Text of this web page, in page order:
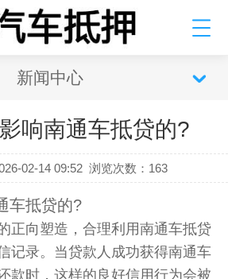
新闻中心
响南通车抵贷的?
02-14 09:52 浏览次数： 163
车抵贷的?
正向塑造，合理利用南通车抵贷
记录。当贷款人成功获得南通车
款时，这样的良好信用行为会被